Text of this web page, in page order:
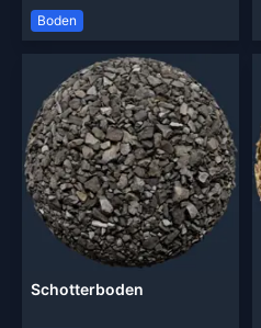
Boden
Schotterboden